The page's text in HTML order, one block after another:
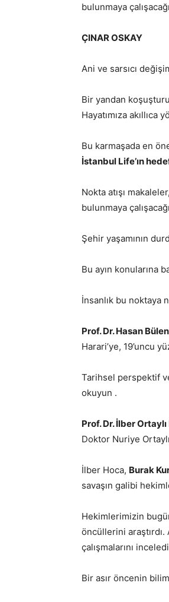
bulunmaya
ÇINAR OSKAY
Ani ve sarsıcı
Bir yandan
Hayatımıza akıllıca
Bu karmaşada en
İstanbul Life’ın
Nokta atışı
bulunmaya
Şehir yaşamının
Bu ayın konularına
İnsanlık bu noktaya
Prof. Dr. Hasan
Harari’ye, 19’uncu
Tarihsel perspektif
okuyun .
Prof. Dr. İlber Ortaylı
Doktor Nuriye
İlber Hoca, Burak
savaşın galibi
Hekimlerimizin
öncüllerini araştırdı.
çalışmalarını
Bir asır öncenin